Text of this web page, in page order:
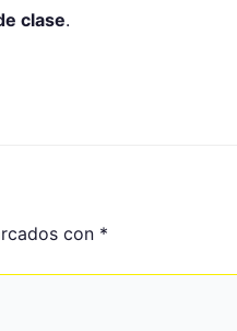
clase.
con *